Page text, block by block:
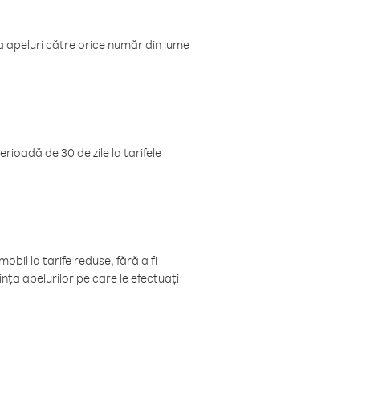
către orice număr din lume
de 30 de zile la tarifele
la tarife reduse, fără a fi
apelurilor pe care le efectuați